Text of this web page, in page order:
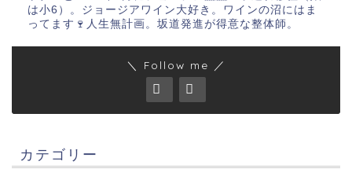
は小6）。ジョージアワイン大好き。ワインの沼にはま
ってます🍷人生無計画。坂道発進が得意な整体師。
＼ Follow me ／
カテゴリー